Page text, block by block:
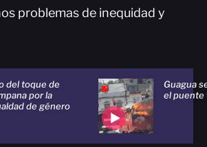
problemas de inequidad y
del toque de
por la
de género
Guagua
el